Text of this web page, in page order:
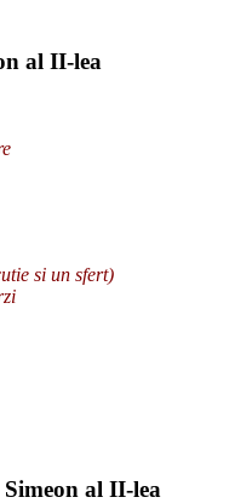
al II-lea
si un sfert)
al II-lea